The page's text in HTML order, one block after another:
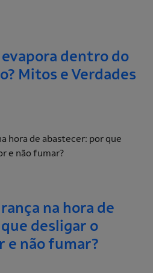
dentro do
Mitos e Verdades
na hora de
desligar o
e não fumar?